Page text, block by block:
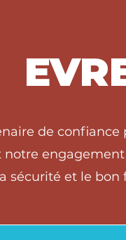
de confiance
notre
sécurité et le